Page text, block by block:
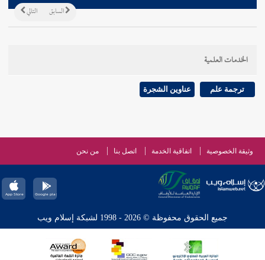
التالي السابق
الخدمات العلمية
ترجمة علم عناوين الشجرة
وثيقة الخصوصية اتفاقية الخدمة اتصل بنا من نحن
جميع الحقوق محفوظة © 2026 - 1998 لشبكة إسلام ويب